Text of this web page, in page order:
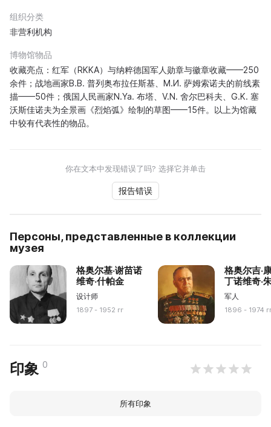
组织分类
非营利机构
博物馆物品
收藏亮点：红军（RKKA）与纳粹德国军人勋章与徽章收藏——250
余件；战地画家B.В. 普列奥布拉任斯基、М.И. 萨姆索诺夫的前线素
描——50件；俄国人民画家N.Ya. 布塔、V.N. 舍尔巴科夫、G.K. 塞
沃斯佳诺夫为全景画《烈焰弧》绘制的草图——15件。以上为馆藏
中较有代表性的物品。
你在文本中发现错误了吗? 选择它并单击
报告错误
Персоны, представленные в коллекции
музея
格奥尔基·谢苗诺
维奇·什帕金
设计师
1897 - 1952 гг
格奥尔吉·
丁诺维奇·
军人
1896 - 1974
印象 0
所有印象